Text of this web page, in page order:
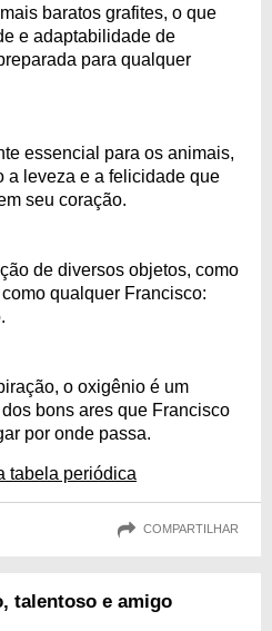
baratos grafites, o que
e adaptabilidade de
para qualquer
essencial para os animais,
a leveza e a felicidade que
seu coração.
de diversos objetos, como
qualquer Francisco:
o oxigênio é um
bons ares que Francisco
por onde passa.
tabela periódica
COMPARTILHAR
talentoso e amigo